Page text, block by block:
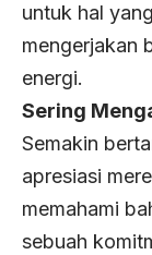
untuk hal
mengerjakan
energi.
Sering
Semakin
apresiasi
memahami
sebuah